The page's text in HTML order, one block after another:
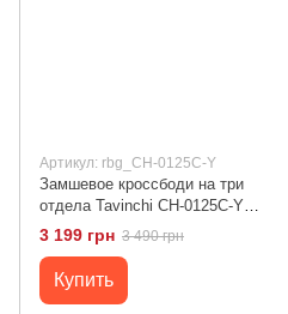
Артикул: rbg_CH-0125C-Y
Замшевое кроссбоди на три
отдела Tavinchi CH-0125C-Y
Коричневый
3 199 грн 3 490 грн
Купить